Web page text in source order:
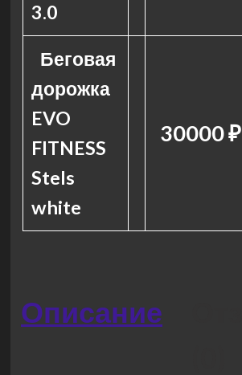
3.0
Беговая
дорожка
EVO
FITNESS
Stels
white
30000 ₽
Описание